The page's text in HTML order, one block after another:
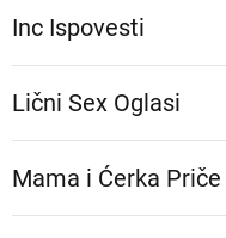
Inc Ispovesti
Lični Sex Oglasi
Mama i Ćerka Priče